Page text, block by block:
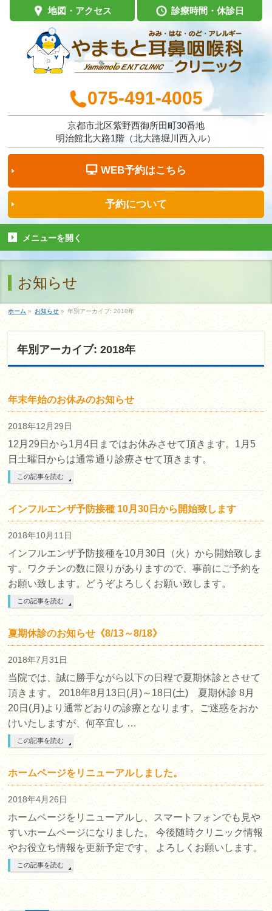
地図・アクセス 診療時間・休診日
075-491-4005
京都市北区紫野西御所田町30番地
明治館北大路1階（北大路堀川西入ル）
WEB予約はこちら
予約について
メニューを開く
お知らせ
ホーム » お知らせ » 年別アーカイブ: 2018年
年別アーカイブ: 2018年
年末年始のお休みのお知らせ
2018年12月29日
12月29日から1月4日まではお休みさせて頂きます。1月5
日土曜日からは通常通り診療させて頂きます。
この記事を読む
インフルエンザ予防接種 10月30日から開始致します
2018年10月11日
インフルエンザ予防接種を10月30日（火）から開始致しま
す。ワクチンの数に限りがありますので、事前にご予約を
お願い致します。どうぞよろしくお願い致します。
この記事を読む
夏期休診のお知らせ《8/13～8/18》
2018年7月31日
当院では、誠に勝手ながら以下の日程で夏期休診とさせて
頂きます。 2018年8月13日(月)～18日(土) 夏期休診 8月
20日(月)より通常どおりの診療となります。ご迷惑をおか
けいたしますが、何卒宜し …
この記事を読む
ホームページをリニューアルしました。
2018年4月26日
ホームページをリニューアルし、スマートフォンでも見や
すいホームページになりました。 今後随時クリニック情報
やお役立ち情報を更新予定です。 よろしくお願いします。
この記事を読む